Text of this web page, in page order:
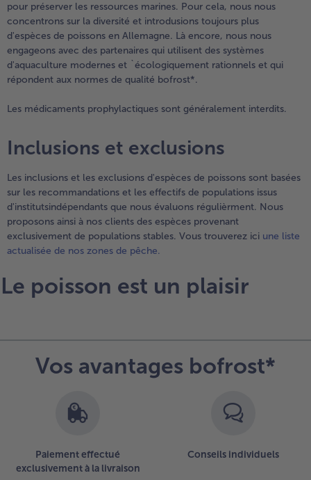
pour préserver les ressources marines. Pour cela, nous nous
concentrons sur la diversité et introdusions toujours plus
d'espèces de poissons en Allemagne. Là encore, nous nous
engageons avec des partenaires qui utilisent des systèmes
d'aquaculture modernes et `écologiquement rationnels et qui
répondent aux normes de qualité bofrost*.
Les médicaments prophylactiques sont généralement interdits.
Inclusions et exclusions
Les inclusions et les exclusions d'espèces de poissons sont basées
sur les recommandations et les effectifs de populations issus
d'institutsindépendants que nous évaluons régulièrment. Nous
proposons ainsi à nos clients des espèces provenant
exclusivement de populations stables. Vous trouverez ici une liste
actualisée de nos zones de pêche.
Le poisson est un plaisir
Vos avantages bofrost*
Paiement effectué
exclusivement à la livraison
Conseils individuels